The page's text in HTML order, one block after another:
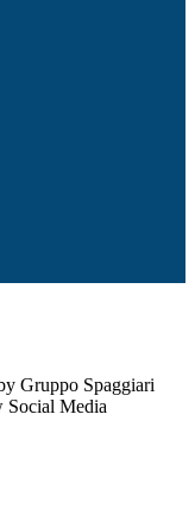
Gruppo Spaggiari
Social Media